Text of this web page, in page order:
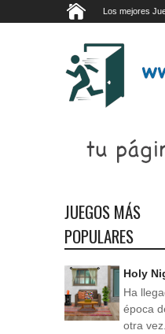
Los mejores
JUEGOS MÁS
POPULARES
Holy
Ha
época
otra